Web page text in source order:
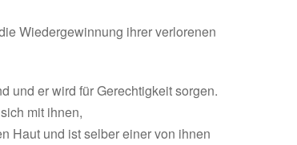
Wiedergewinnung ihrer verlorenen
und er wird für Gerechtigkeit sorgen.
mit ihnen,
Haut und ist selber einer von ihnen